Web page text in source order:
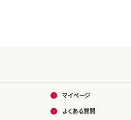
マイページ
よくある質問